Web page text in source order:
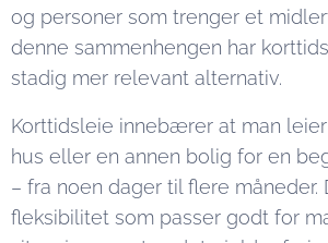
og personer som trenger et
denne sammenhengen har
stadig mer relevant alternativ.
Korttidsleie innebærer at man
hus eller en annen bolig for en
– fra noen dager til flere måneder.
fleksibilitet som passer godt for